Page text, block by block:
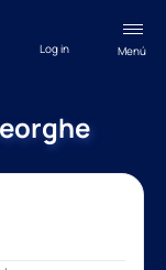
Menú
Log in